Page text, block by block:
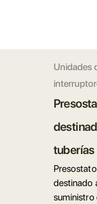
Unidades
tuberías
destinado
suministro